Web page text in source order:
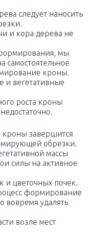
следует наносить
и кора дерева не
мы
самостоятельное
кроны.
и вегетативные
роста кроны
завершится
обрезки.
массы
силы на активное
и цветочных почек.
формирование
вовремя удалять
возле мест